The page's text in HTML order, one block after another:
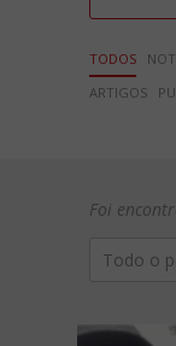
TODOS
ARTIGOS
Foi
Todo o